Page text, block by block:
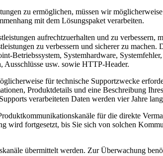
zu ermöglichen, müssen wir
mit dem Lösungspaket verarbeiten.
aufrechtzuerhalten und zu verbessern,
zu verbessern und sicherer zu machen.
Betriebssystem, Systemhardware,
Ausschlüsse usw. sowie HTTP-Header.
für technische Supportzwecke
Produktdetails und eine Beschreibung
verarbeiteten Daten werden vier Jahre
für die direkte
wird fortgesetzt, bis Sie sich von solchen
übermittelt werden. Zur Überwachung